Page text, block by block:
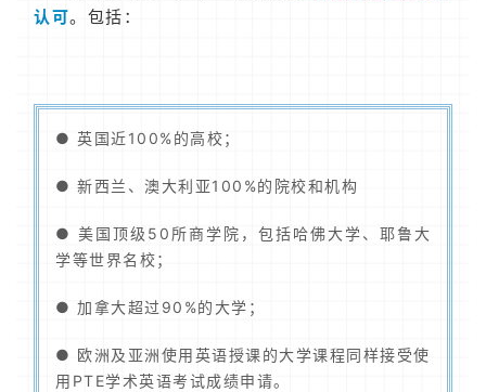
认可。包括：
● 英国近100%的高校；
● 新西兰、澳大利亚100%的院校和机构
● 美国顶级50所商学院，包括哈佛大学、耶鲁大
学等世界名校；
● 加拿大超过90%的大学；
● 欧洲及亚洲使用英语授课的大学课程同样接受使
用PTE学术英语考试成绩申请。